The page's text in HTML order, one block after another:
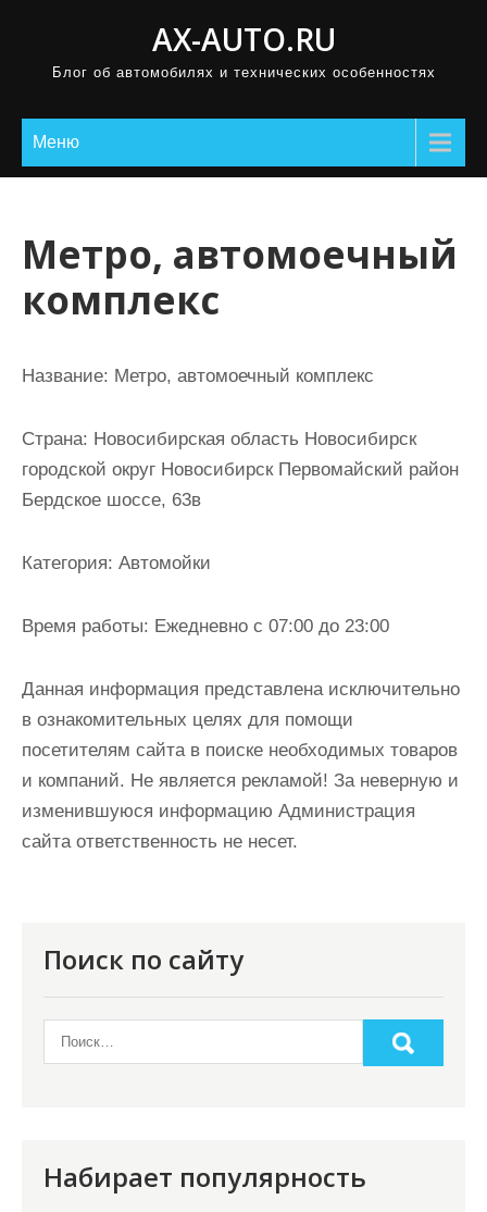
AX-AUTO.RU
Блог об автомобилях и технических особенностях
Меню
Метро, автомоечный
комплекс
Название: Метро, автомоечный комплекс
Страна: Новосибирская область Новосибирск
городской округ Новосибирск Первомайский район
Бердское шоссе, 63в
Категория: Автомойки
Время работы: Ежедневно с 07:00 до 23:00
Данная информация представлена исключительно
в ознакомительных целях для помощи
посетителям сайта в поиске необходимых товаров
и компаний. Не является рекламой! За неверную и
изменившуюся информацию Администрация
сайта ответственность не несет.
Поиск по сайту
Набирает популярность